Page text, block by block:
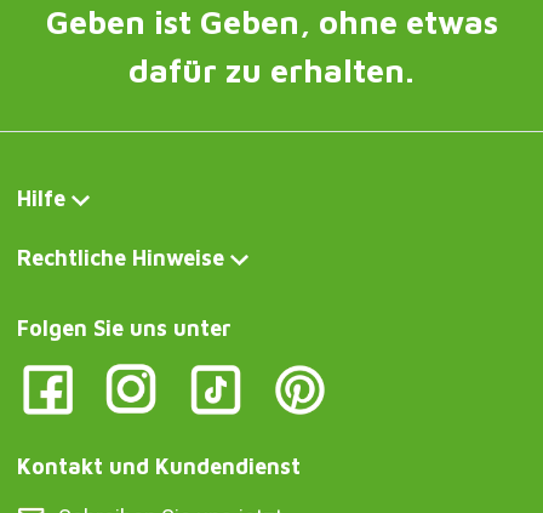
Geben ist Geben, ohne etwas
dafür zu erhalten.
Hilfe
Rechtliche Hinweise
Folgen Sie uns unter
Kontakt und Kundendienst